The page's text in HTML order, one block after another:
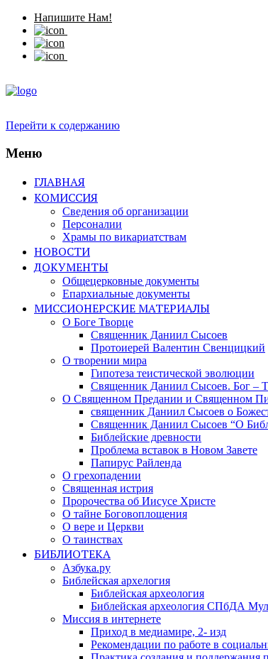
Напишите Нам!
Перейти к содержанию
Меню
ГЛАВНАЯ
КОМИССИЯ
Сведения об организации
Персоналии
Храмы по викариатствам
НОВОСТИ
ДОКУМЕНТЫ
Общецерковные документы
Епархиальные документы
МИССИОНЕРСКИЕ МАТЕРИАЛЫ
О Боге Творце
Священник Даниил Сысоев
Протоиерей Валентин Свенцицкий
О творении мира
Гипотеза теистической эволюции
Священник Даниил Сысоев. Бог –
О Священном Предании и Священном
священник Даниил Сысоев о
Священник Даниил Сысоев “О
Библейские древности
Проблема вставок в Новом Завете
Папирус Райленда
О грехопадении
Священная истрия
Пророчества об Иисусе Христе
О тайне Боговоплощения
О вере и Церкви
О таинствах
БИБЛИОТЕКА
Азбука.ру
Библейская архелогия
Библейская археология
Библейская археология СПбДА
Миссия в интернете
Приход в медиамире, 2- изд
Рекомендации по работе в